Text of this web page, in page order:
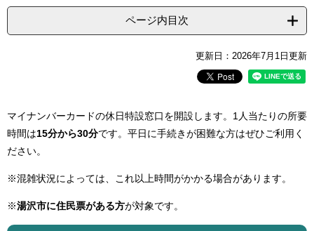
ページ内目次
更新日：2026年7月1日更新
マイナンバーカードの休日特設窓口を開設します。1人当たりの所要
時間は15分から30分です。平日に手続きが困難な方はぜひご利用く
ださい。
※混雑状況によっては、これ以上時間がかかる場合があります。
※湯沢市に住民票がある方が対象です。